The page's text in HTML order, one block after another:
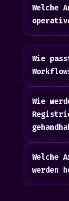
Welche
Wie
Wie
Welche
werden